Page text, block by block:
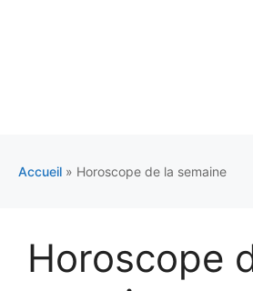
Accueil » Horoscope de la semaine
Horoscope